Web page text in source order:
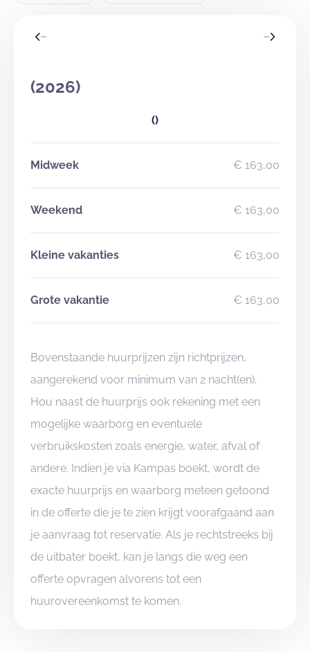
(2026)
()
Midweek € 163,00
Weekend € 163,00
Kleine vakanties € 163,00
Grote vakantie € 163,00
Bovenstaande huurprijzen zijn richtprijzen,
aangerekend voor minimum van 2 nacht(en).
Hou naast de huurprijs ook rekening met een
mogelijke waarborg en eventuele
verbruikskosten zoals energie, water, afval of
andere. Indien je via Kampas boekt, wordt de
exacte huurprijs en waarborg meteen getoond
in de offerte die je te zien krijgt voorafgaand aan
je aanvraag tot reservatie. Als je rechtstreeks bij
de uitbater boekt, kan je langs die weg een
offerte opvragen alvorens tot een
huurovereenkomst te komen.